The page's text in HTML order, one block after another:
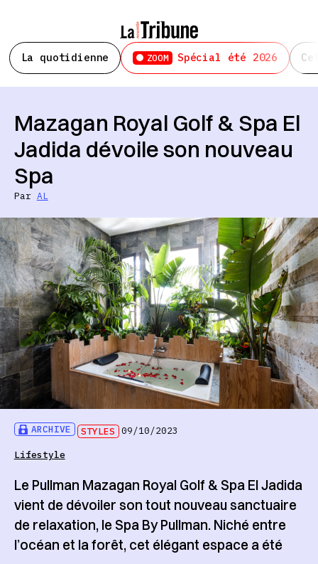
La quotidienne ZOOM Spécial été 2026
ARCHIVE STYLES 09/10/2023
Lifestyle
Mazagan Royal Golf & Spa El
Jadida dévoile son nouveau
Spa
Par AL
Le Pullman Mazagan Royal Golf & Spa El Jadida
vient de dévoiler son tout nouveau sanctuaire
de relaxation, le Spa By Pullman. Niché entre
l’océan et la forêt, cet élégant espace a été